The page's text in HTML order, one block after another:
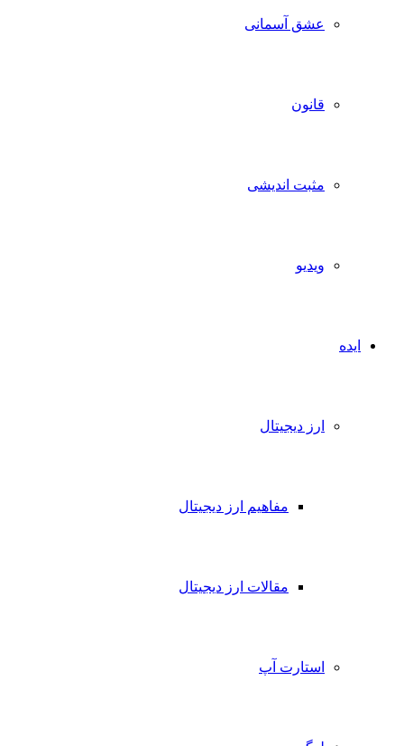
عشق آسمانی
قانون
مثبت اندیشی
ویدیو
ایده
ارز دیجیتال
مفاهیم ارز دیجیتال
مقالات ارز دیجیتال
استارت آپ